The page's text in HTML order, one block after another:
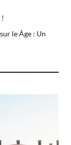
!
le Âge : Un